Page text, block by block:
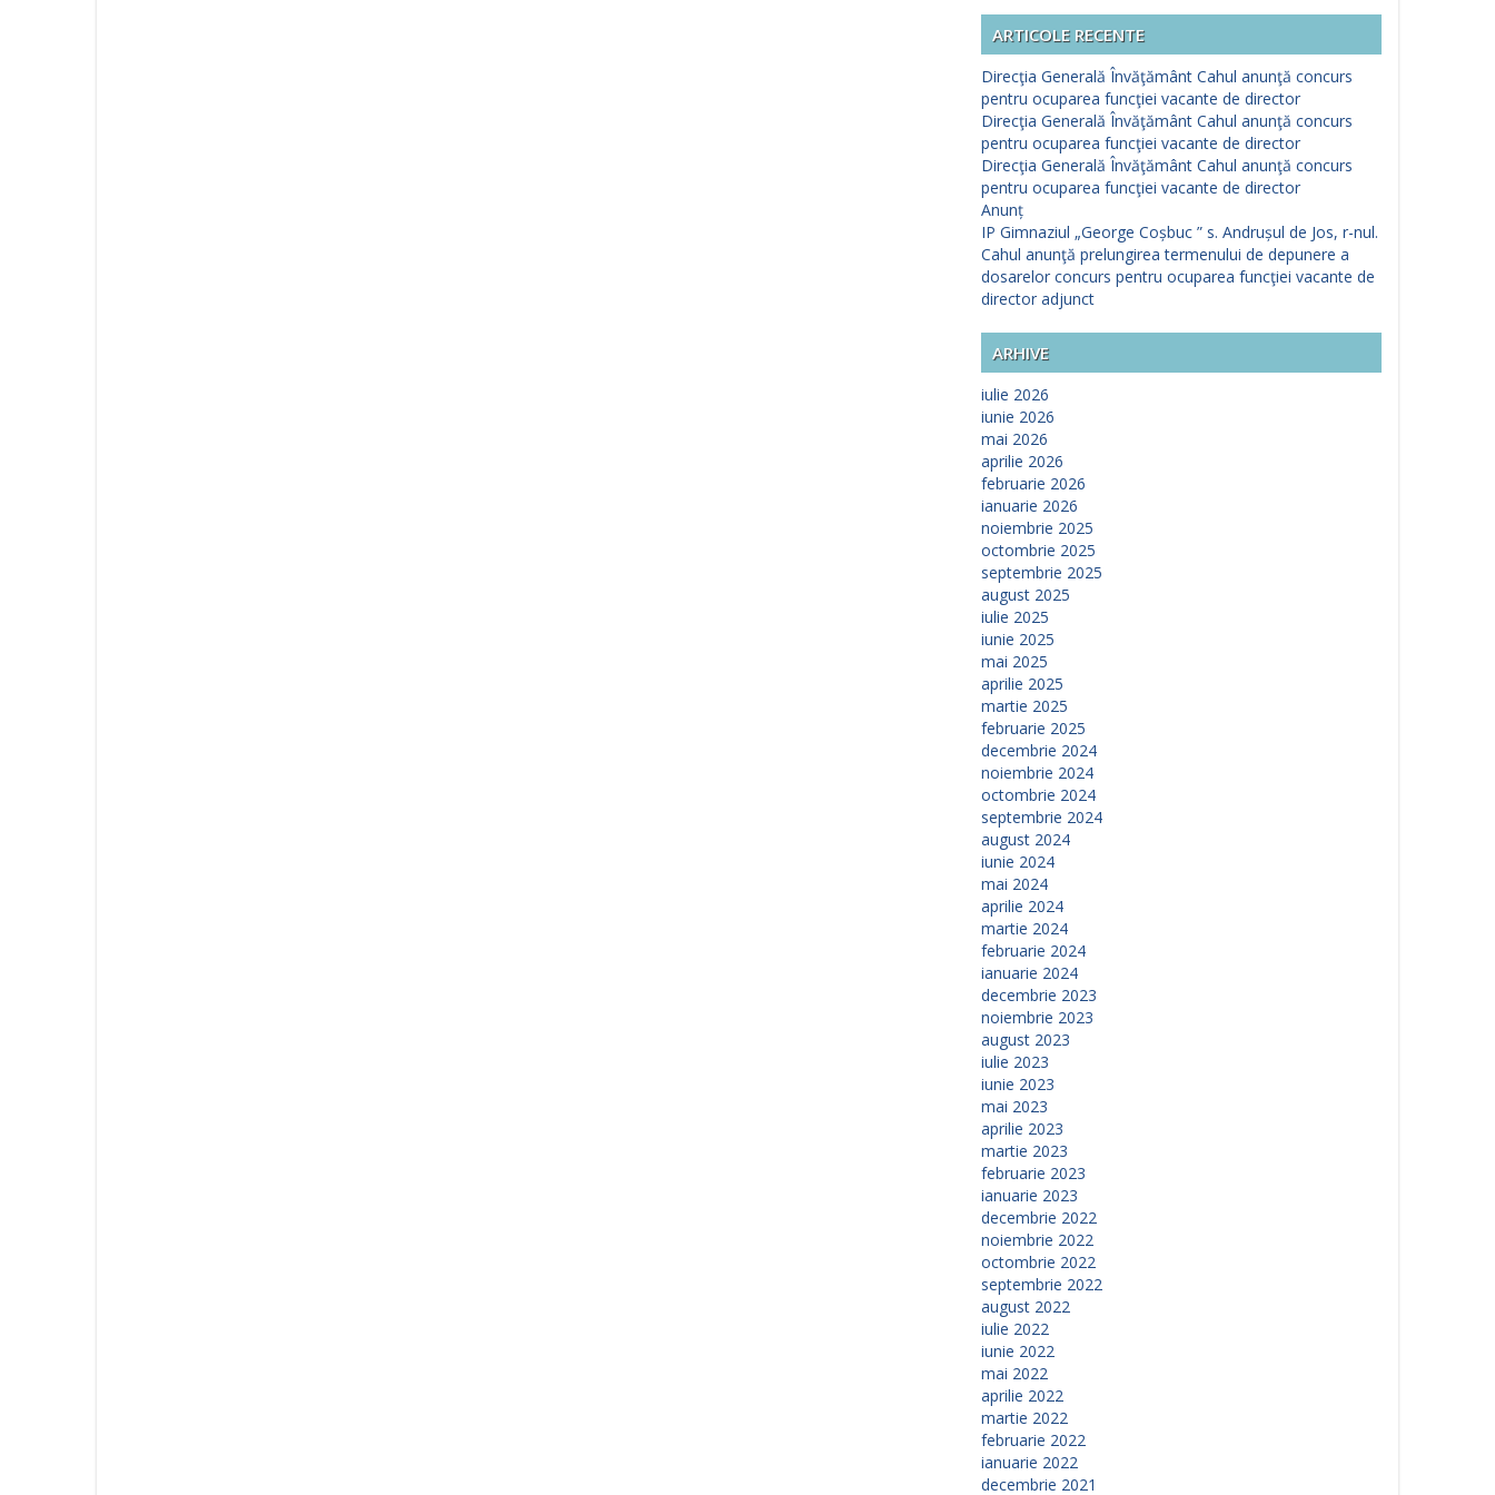
ARTICOLE RECENTE
Direcţia Generală Învăţământ Cahul anunţă concurs
pentru ocuparea funcţiei vacante de director
Direcţia Generală Învăţământ Cahul anunţă concurs
pentru ocuparea funcţiei vacante de director
Direcţia Generală Învăţământ Cahul anunţă concurs
pentru ocuparea funcţiei vacante de director
Anunț
IP Gimnaziul „George Coșbuc ” s. Andrușul de Jos, r-nul.
Cahul anunţă prelungirea termenului de depunere a
dosarelor concurs pentru ocuparea funcţiei vacante de
director adjunct
ARHIVE
iulie 2026
iunie 2026
mai 2026
aprilie 2026
februarie 2026
ianuarie 2026
noiembrie 2025
octombrie 2025
septembrie 2025
august 2025
iulie 2025
iunie 2025
mai 2025
aprilie 2025
martie 2025
februarie 2025
decembrie 2024
noiembrie 2024
octombrie 2024
septembrie 2024
august 2024
iunie 2024
mai 2024
aprilie 2024
martie 2024
februarie 2024
ianuarie 2024
decembrie 2023
noiembrie 2023
august 2023
iulie 2023
iunie 2023
mai 2023
aprilie 2023
martie 2023
februarie 2023
ianuarie 2023
decembrie 2022
noiembrie 2022
octombrie 2022
septembrie 2022
august 2022
iulie 2022
iunie 2022
mai 2022
aprilie 2022
martie 2022
februarie 2022
ianuarie 2022
decembrie 2021